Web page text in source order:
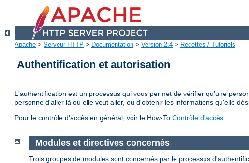
Apache > Serveur HTTP > Documentation > Version 2.4 > Recettes / Tutoriels
Authentification et autorisation
L'authentification est un processus qui vous permet de vérifier qu'une
personne d'aller là où elle veut aller, ou d'obtenir les informations qu'elle
Pour le contrôle d'accès en général, voir le How-To Contrôle d'accès.
Modules et directives concernés
Trois groupes de modules sont concernés par le processus